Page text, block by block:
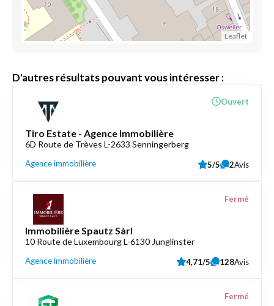
Leaflet
D'autres résultats pouvant vous intéresser :
Tiro Estate - Agence Immobilière
6D Route de Trèves L-2633 Senningerberg
Agence immobilière
Ouvert
5/5 2Avis
Immobilière Spautz Sàrl
10 Route de Luxembourg L-6130 Junglinster
Agence immobilière
Fermé
4,71/5 128Avis
Fermé